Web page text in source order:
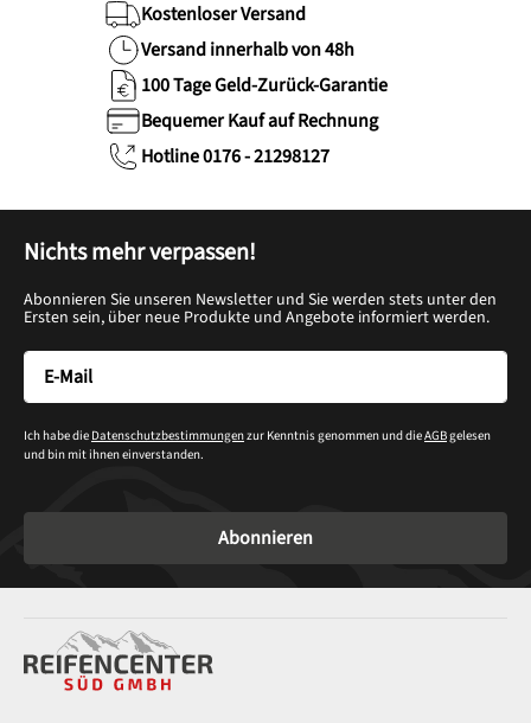
Kostenloser Versand
Versand innerhalb von 48h
100 Tage Geld-Zurück-Garantie
Bequemer Kauf auf Rechnung
Hotline 0176 - 21298127
Nichts mehr verpassen!
Abonnieren Sie unseren Newsletter und Sie werden stets unter den
Ersten sein, über neue Produkte und Angebote informiert werden.
Ich habe die Datenschutzbestimmungenzur Kenntnis genommen und dieAGBgelesen
und bin mit ihnen einverstanden.
Abonnieren